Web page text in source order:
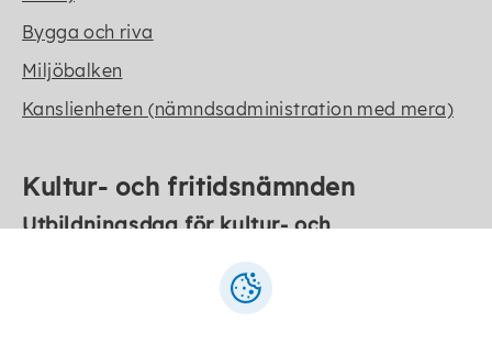
Bygga och riva
Miljöbalken
Kanslienheten (nämndsadministration med mera)
Kultur- och fritidsnämnden
Utbildningsdag för kultur- och
Övergripande kultur- och fritidsnämnden